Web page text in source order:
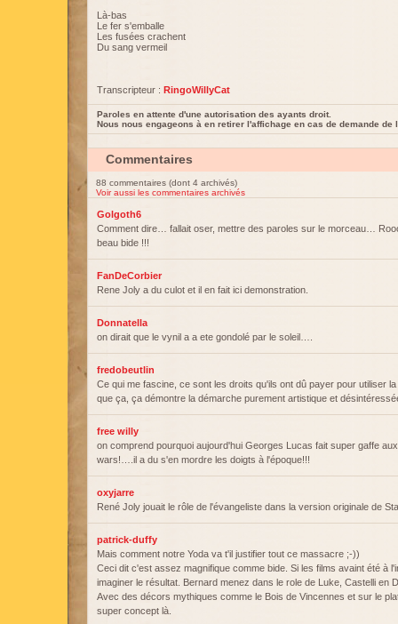
Là-bas
Le fer s'emballe
Les fusées crachent
Du sang vermeil
Transcripteur : RingoWillyCat
Paroles en attente d'une autorisation des ayants droit.
Nous nous engageons à en retirer l'affichage en cas de demande de
Commentaires
88 commentaires (dont 4 archivés)
Voir aussi les commentaires archivés
Golgoth6
Comment dire… fallait oser, mettre des paroles sur le morceau…
beau bide !!!
FanDeCorbier
Rene Joly a du culot et il en fait ici demonstration.
Donnatella
on dirait que le vynil a a ete gondolé par le soleil….
fredobeutlin
Ce qui me fascine, ce sont les droits qu'ils ont dû payer pour utiliser
que ça, ça démontre la démarche purement artistique et
free willy
on comprend pourquoi aujourd'hui Georges Lucas fait super gaffe
wars!….il a du s'en mordre les doigts à l'époque!!!
oxyjarre
René Joly jouait le rôle de l'évangeliste dans la version originale de
patrick-duffy
Mais comment notre Yoda va t'il justifier tout ce massacre ;-))
Ceci dit c'est assez magnifique comme bide. Si les films avaint été à
imaginer le résultat. Bernard menez dans le role de Luke, Castelli en
Avec des décors mythiques comme le Bois de Vincennes et sur le
super concept là.